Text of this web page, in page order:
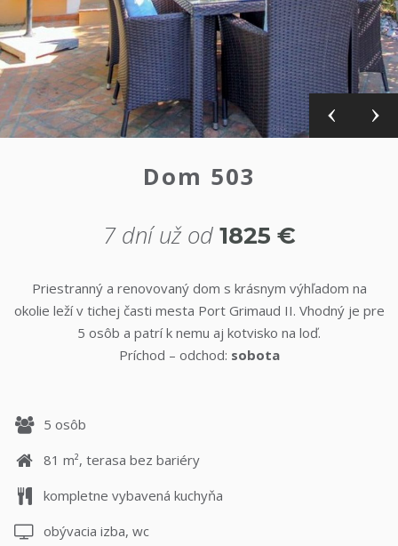
Dom 503
7 dní už od 1825 €
Priestranný a renovovaný dom s krásnym výhľadom na
okolie leží v tichej časti mesta Port Grimaud II. Vhodný je pre
5 osôb a patrí k nemu aj kotvisko na loď.
Príchod – odchod: sobota
5 osôb
81 m², terasa bez bariéry
kompletne vybavená kuchyňa
obývacia izba, wc